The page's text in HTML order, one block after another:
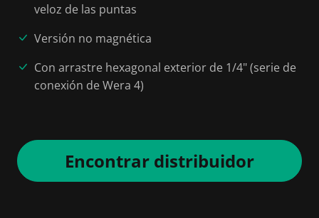
veloz de las puntas
Versión no magnética
Con arrastre hexagonal exterior de 1/4" (serie de
conexión de Wera 4)
Encontrar distribuidor